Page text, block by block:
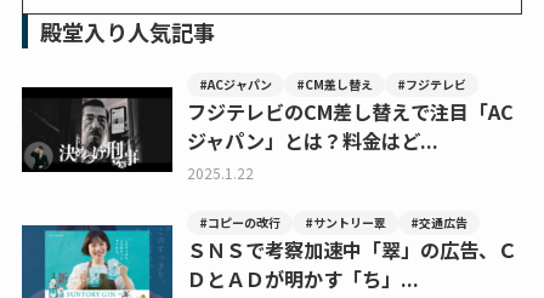
殿堂入り人気記事
#ACジャパン #CM差し替え #フジテレビ
フジテレビのCM差し替えで注目「AC
ジャパン」とは？料金はど...
2025.1.22
#コピーの改行 #サントリー翠 #交通広告
ＳＮＳで考察加速中「翠」の広告、Ｃ
ＤとＡＤが明かす「ち」...